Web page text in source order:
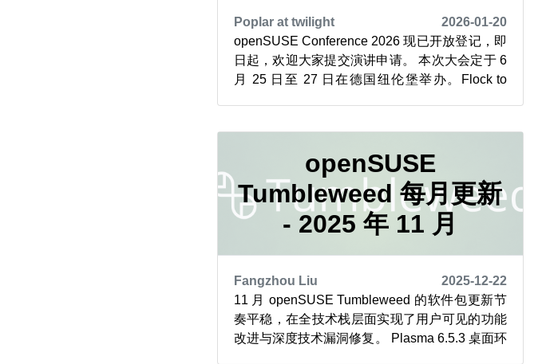
Poplar at twilight
2026-01-20
openSUSE Conference 2026 现已开放登记，即
日起，欢迎大家提交演讲申请。 本次大会定于 6
月 25 日至 27 日在德国纽伦堡举办。Flock to
openSUSE
Tumbleweed 每月更新
- 2025 年 11 月
Fangzhou Liu
2025-12-22
11 月 openSUSE Tumbleweed 的软件包更新节
奏平稳，在全技术栈层面实现了用户可见的功能
改进与深度技术漏洞修复。 Plasma 6.5.3 桌面环